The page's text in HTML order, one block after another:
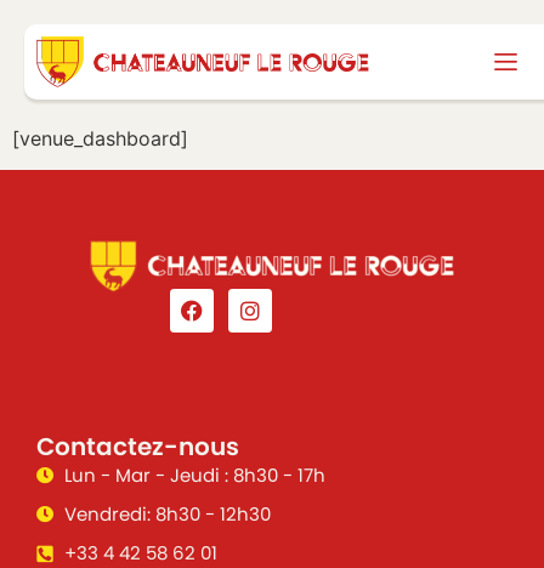
[venue_dashboard]
Contactez-nous
Lun - Mar - Jeudi : 8h30 - 17h
Vendredi: 8h30 - 12h30
+33 4 42 58 62 01